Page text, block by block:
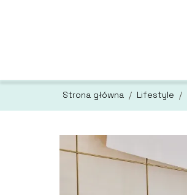
Strona główna / Lifestyle /